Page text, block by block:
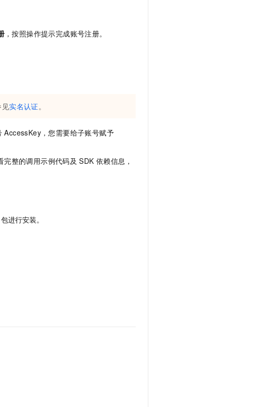
，按照操作提示完成账号注册。
见实名认证。
AccessKey，您需要给子账号赋予
完整的调用示例代码及 SDK 依赖信息，
包进行安装。
通过自然语言交互简化开发流程,全栈开发支持